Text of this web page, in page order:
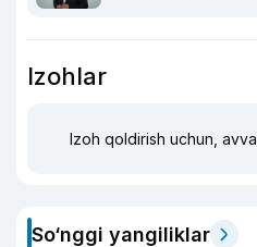
Izohlar
Izoh qoldirish uchun, avval
So‘nggi yangiliklar